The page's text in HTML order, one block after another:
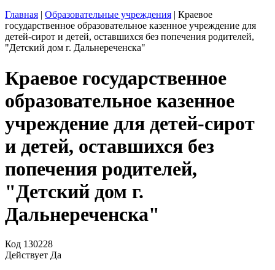
Главная | Образовательные учреждения | Краевое
государственное образовательное казенное учреждение для
детей-сирот и детей, оставшихся без попечения родителей,
"Детский дом г. Дальнереченска"
Краевое государственное
образовательное казенное
учреждение для детей-сирот
и детей, оставшихся без
попечения родителей,
"Детский дом г.
Дальнереченска"
Код 130228
Действует Да